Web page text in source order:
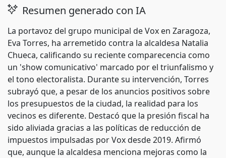
Resumen generado con IA
La portavoz del grupo municipal de Vox en Zaragoza,
Eva Torres, ha arremetido contra la alcaldesa Natalia
Chueca, calificando su reciente comparecencia como
un 'show comunicativo' marcado por el triunfalismo y
el tono electoralista. Durante su intervención, Torres
subrayó que, a pesar de los anuncios positivos sobre
los presupuestos de la ciudad, la realidad para los
vecinos es diferente. Destacó que la presión fiscal ha
sido aliviada gracias a las políticas de reducción de
impuestos impulsadas por Vox desde 2019. Afirmó
que, aunque la alcaldesa menciona mejoras como la